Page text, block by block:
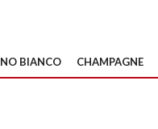
BIANCO CHAMPAGNE